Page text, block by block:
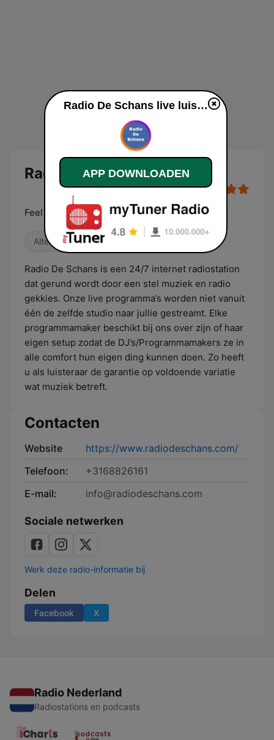
Radio De Schans
Feel Good Radio
Alternatief / Indie
Radio De Schans is een 24/7 internet radiostation
dat gerund wordt door een stel muziek en radio
gekkies. Onze live programma’s worden niet vanuit
één de zelfde studio naar jullie gestreamt. Elke
programmamaker beschikt bij ons over zijn of haar
eigen setup zodat de DJ’s/Programmamakers ze in
alle comfort hun eigen ding kunnen doen. Zo heeft
u als luisteraar de garantie op voldoende variatie
wat muziek betreft.
Contacten
Website
https://www.radiodeschans.com/
Telefoon:
+3168826161
E-mail:
info@radiodeschans.com
Sociale netwerken
Werk deze radio-informatie bij
Delen
Facebook X
Radio Nederland
Radiostations en podcasts
Radio De Schans live luisteren
APP DOWNLOADEN